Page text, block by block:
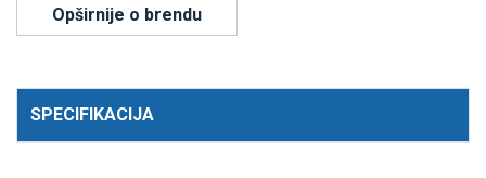
Opširnije o brendu
SPECIFIKACIJA